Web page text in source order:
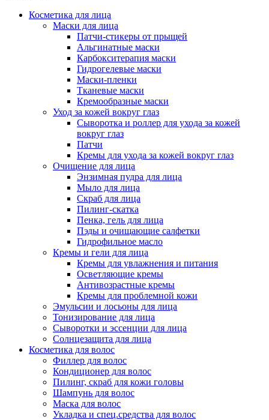
Косметика для лица
Маски для лица
Патчи-стикеры от прыщей
Альгинатные маски
Карбокситерапия маски
Гидрогелевые маски
Маски-пленки
Тканевые маски
Кремообразные маски
Уход за кожей вокруг глаз
Сыворотка и роллер для ухода за кожей
вокруг глаз
Патчи
Кремы для ухода за кожей вокруг глаз
Очищение для лица
Энзимная пудра для лица
Мыло для лица
Скраб для лица
Пилинг-скатка
Пенка, гель для лица
Пэды и очищающие салфетки
Гидрофильное масло
Кремы и гели для лица
Кремы для увлажнения и питания
Осветляющие кремы
Антивозрастные кремы
Кремы для проблемной кожи
Эмульсии и лосьоны для лица
Тонизирование для лица
Сыворотки и эссенции для лица
Солнцезащита для лица
Косметика для волос
Филлер для волос
Кондиционер для волос
Пилинг, скраб для кожи головы
Шампунь для волос
Маска для волос
Укладка и спец.средства для волос